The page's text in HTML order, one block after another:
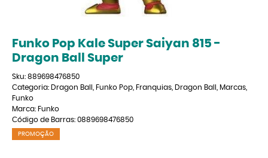
Funko Pop Kale Super Saiyan 815 -
Dragon Ball Super
Sku: 889698476850
Categoria: Dragon Ball Funko Pop Franquias Dragon Ball Marcas
Funko
Marca: Funko
Código de Barras: 0889698476850
PROMOÇÃO